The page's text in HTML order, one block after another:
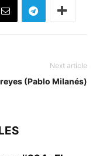
Next article
(Pablo Milanés)